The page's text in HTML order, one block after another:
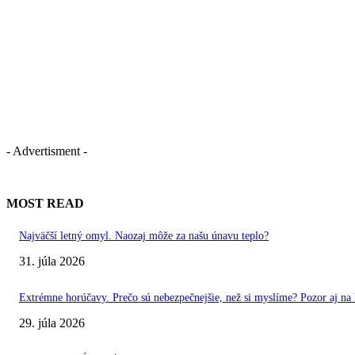
- Advertisment -
MOST READ
Najväčší letný omyl. Naozaj môže za našu únavu teplo?
31. júla 2026
Extrémne horúčavy. Prečo sú nebezpečnejšie, než si myslíme? Pozor aj
29. júla 2026